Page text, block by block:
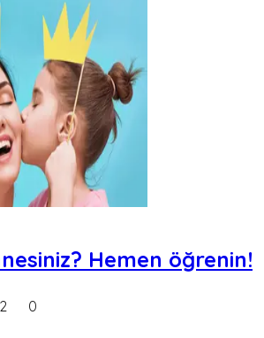
Hemen öğrenin!
2 0